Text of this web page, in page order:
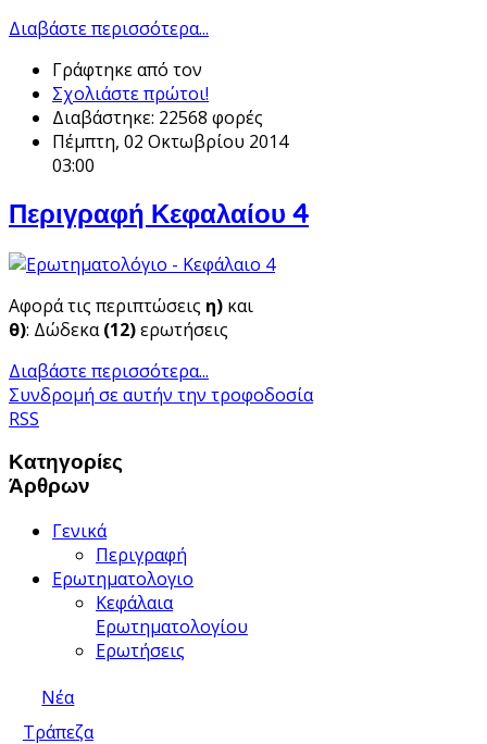
Διαβάστε περισσότερα...
Γράφτηκε από τον
Σχολιάστε πρώτοι!
Διαβάστηκε: 22568 φορές
Πέμπτη, 02 Οκτωβρίου 2014
03:00
Περιγραφή Κεφαλαίου 4
Αφορά τις περιπτώσεις η) και
θ): Δώδεκα(12)ερωτήσεις
Διαβάστε περισσότερα...
Συνδρομή σε αυτήν την τροφοδοσία
RSS
Κατηγορίες
Άρθρων
Γενικά
Περιγραφή
Ερωτηματολογιο
Κεφάλαια
Ερωτηματολογίου
Ερωτήσεις
Νέα
Τράπεζα